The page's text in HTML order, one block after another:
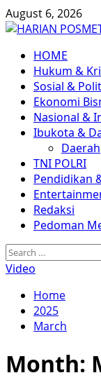
Skip
to
August 6, 2026
Primary
Menu
HOME
Hukum &
Sosial &
Ekonomi
Nasional &
Ibukota &
Daerah
TNI POLRI
Pendidikan
Redaksi
Pedoman
Search
for:
Video
Home
2025
March
Month: